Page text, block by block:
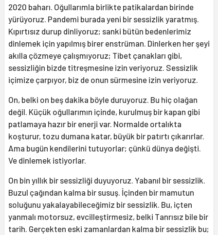
2020 baharı. Oğullarımla birlikte patikalardan birinde
yürüyoruz. Pandemi burada yeni bir sessizlik yaratmış.
Kıpırtısız durup dinliyoruz; sanki bütün bedenlerimiz
dinlemek için yapılmış birer enstrüman. Dinlerken her şeyi
akılla çözmeye çalışmıyoruz; Tibet çanakları gibi,
sessizliğin bizde titreşmesine izin veriyoruz. Sessizlik
içimize çarpıyor, biz de onun sürmesine izin veriyoruz.
On, belki on beş dakika böyle duruyoruz. Bu hiç olağan
değil. Küçük oğullarımın içinde, kurulmuş bir kapan gibi
patlamaya hazır bir enerji var. Normalde ortalıkta
koşturur, tozu dumana katar, büyük bir patırtı çıkarırlar.
Ama bugün kendilerini tutuyorlar; çünkü dünya değişti.
Ve dinlemek istiyorlar.
On bin yıllık bir sessizliği duyuyoruz. Yabanıl bir sessizlik.
Buzul çağından kalma bir susuş. İçinden bir mamutun
soluğunu yakalayabileceğimiz bir sessizlik. Bu, içten
yanmalı motorsuz, evcilleştirmesiz, belki Tanrısız bile bir
tarih. Gerçekten eski zamanlardan kalma bir sessizlik bu;